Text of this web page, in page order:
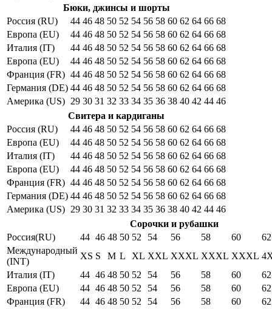
Бюки, джинсы и шорты
Россия (RU)
44 46 48 50 52 54 56 58 60 62 64 66 68
Европа (EU)
44 46 48 50 52 54 56 58 60 62 64 66 68
Италия (IT)
44 46 48 50 52 54 56 58 60 62 64 66 68
Европа (EU)
44 46 48 50 52 54 56 58 60 62 64 66 68
Франция (FR) 44 46 48 50 52 54 56 58 60 62 64 66 68
Германия (DE) 44 46 48 50 52 54 56 58 60 62 64 66 68
Америка (US) 29 30 31 32 33 34 35 36 38 40 42 44 46
Свитера и кардиганы
Россия (RU)
44 46 48 50 52 54 56 58 60 62 64 66 68
Европа (EU)
44 46 48 50 52 54 56 58 60 62 64 66 68
Италия (IT)
44 46 48 50 52 54 56 58 60 62 64 66 68
Европа (EU)
44 46 48 50 52 54 56 58 60 62 64 66 68
Франция (FR) 44 46 48 50 52 54 56 58 60 62 64 66 68
Германия (DE) 44 46 48 50 52 54 56 58 60 62 64 66 68
Америка (US) 29 30 31 32 33 34 35 36 38 40 42 44 46
Сорочки и рубашки
Россия(RU)
44 46 48 50 52 54 56 58 60
62
Международный
(INT)
XS S M L XL XXL XXXL XXXL XXXL
Италия (IT)
44 46 48 50 52 54 56 58 60
62
Европа (EU)
44 46 48 50 52 54 56 58 60
62
Франция (FR)
44 46 48 50 52 54 56 58 60
62